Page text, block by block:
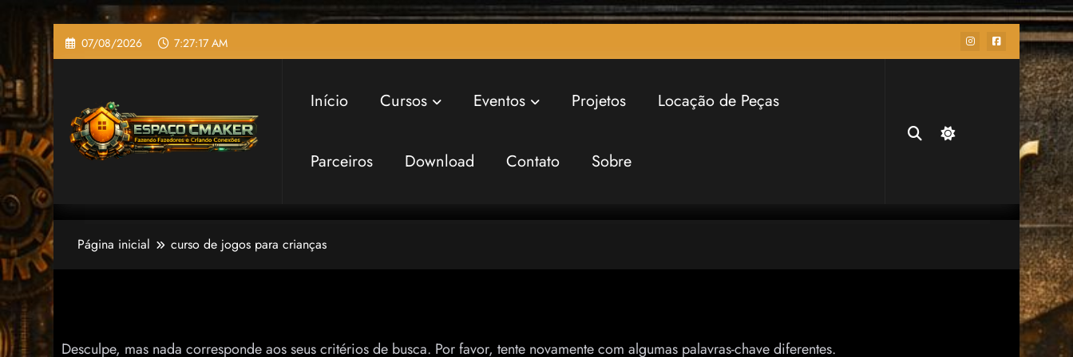
Pular
para
07/08/2026 7:27:17 AM
Início Cursos Eventos Projetos Locação de Peças
Parceiros Download Contato Sobre
Página inicial curso de jogos para crianças
Desculpe, mas nada corresponde aos seus critérios de busca. Por favor, tente novamente com algumas palavras-chave diferentes.